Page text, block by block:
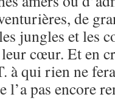
de
jungles et les
cœur. Et en
à qui rien ne
l’a pas encore